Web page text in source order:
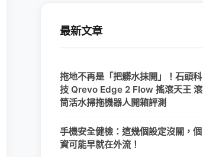
最新文章
拖地不再是「把髒水抹開」！石頭科
技 Qrevo Edge 2 Flow 搖滾天王 滾
筒活水掃拖機器人開箱評測
手機安全健檢：這幾個設定沒關，個
資可能早就在外流！